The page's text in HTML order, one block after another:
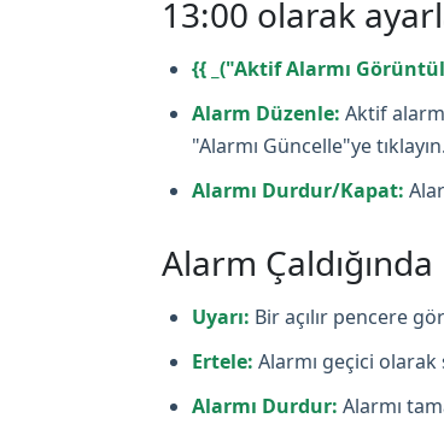
13:00 olarak
{{ _("Aktif Alarmı
Alarm Düzenle: Aktif
"Alarmı Güncelle"ye tıklayın.
Alarmı Durdur/Kapat:
Alarm Çaldığında
Uyarı: Bir açılır pencere
Ertele: Alarmı geçici
Alarmı Durdur: Alarmı